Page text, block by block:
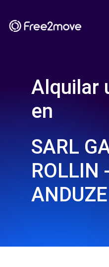
Alquilar
en
SARL
ROLLIN -